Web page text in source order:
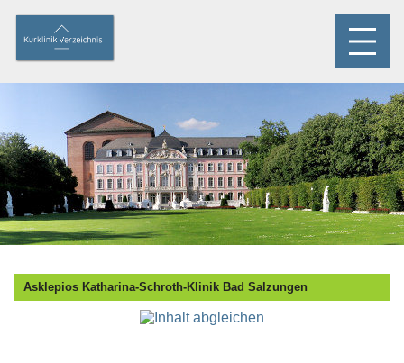
Asklepios Katharina-Schroth-Klinik Bad Salzungen